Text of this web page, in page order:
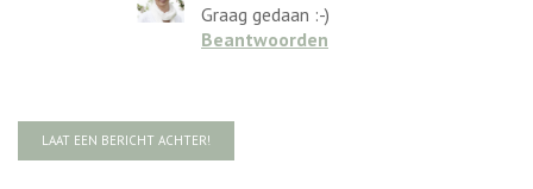
Graag gedaan :-)
Beantwoorden
LAAT EEN BERICHT ACHTER!